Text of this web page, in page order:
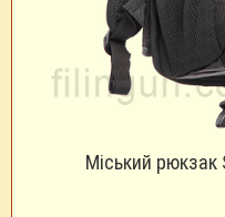
Міський